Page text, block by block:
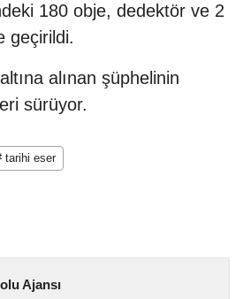
180 obje, dedektör ve 2
geçirildi.
alınan şüphelinin
sürüyor.
tarihi eser
Ajansı